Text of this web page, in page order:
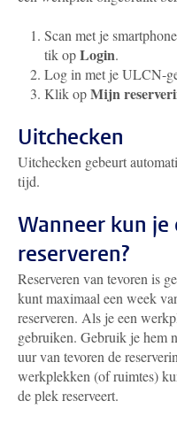
Scan met je
tik opLogin.
Log in met je ULCN-
Klik opMijn
Uitchecken
Uitchecken gebeurt
tijd.
Wanneer kun
reserveren?
Reserveren van tevoren is
kunt maximaal een week
reserveren. Als je een
gebruiken. Gebruik je hem
uur van tevoren de
werkplekken (of ruimtes)
de plek reserveert.